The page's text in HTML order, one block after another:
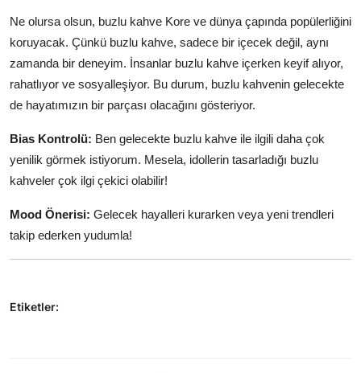
Ne olursa olsun, buzlu kahve Kore ve dünya çapında popülerliğini
koruyacak. Çünkü buzlu kahve, sadece bir içecek değil, aynı
zamanda bir deneyim. İnsanlar buzlu kahve içerken keyif alıyor,
rahatlıyor ve sosyalleşiyor. Bu durum, buzlu kahvenin gelecekte
de hayatımızın bir parçası olacağını gösteriyor.
Bias Kontrolü: Ben gelecekte buzlu kahve ile ilgili daha çok
yenilik görmek istiyorum. Mesela, idollerin tasarladığı buzlu
kahveler çok ilgi çekici olabilir!
Mood Önerisi: Gelecek hayalleri kurarken veya yeni trendleri
takip ederken yudumla!
Etiketler: